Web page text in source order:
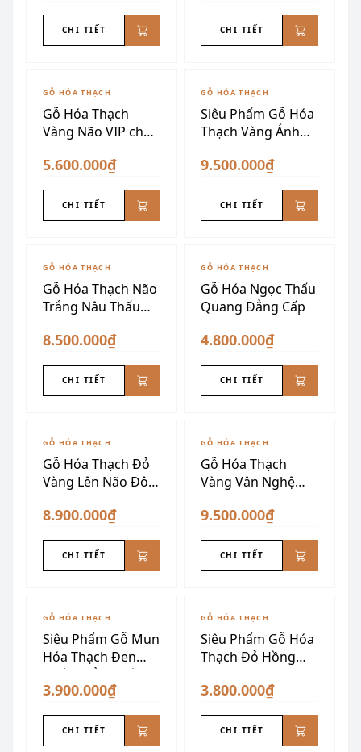
CHI TIẾT CHI TIẾT
GỖ HÓA THẠCH
Gỗ Hóa Thạch
Vàng Não VIP chấn
5.600.000₫
CHI TIẾT
GỖ HÓA THẠCH
Siêu Phẩm Gỗ Hóa
Thạch Vàng Ánh
9.500.000₫
CHI TIẾT
GỖ HÓA THẠCH
Gỗ Hóa Thạch Não
Trắng Nâu Thấu
8.500.000₫
CHI TIẾT
GỖ HÓA THẠCH
Gỗ Hóa Ngọc Thấu
Quang Đẳng Cấp
4.800.000₫
CHI TIẾT
GỖ HÓA THẠCH
Gỗ Hóa Thạch Đỏ
Vàng Lên Não Đôn
8.900.000₫
CHI TIẾT
GỖ HÓA THẠCH
Gỗ Hóa Thạch
Vàng Vân Nghệ
9.500.000₫
CHI TIẾT
GỖ HÓA THẠCH
Siêu Phẩm Gỗ Mun
Hóa Thạch Đen
Tuyền Đẳng Cấp
3.900.000₫
CHI TIẾT
GỖ HÓA THẠCH
Siêu Phẩm Gỗ Hóa
Thạch Đỏ Hồng
3.800.000₫
CHI TIẾT